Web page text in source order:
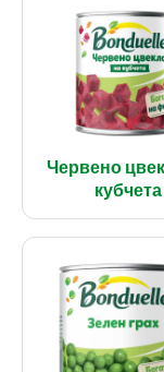
Червено
кубчета